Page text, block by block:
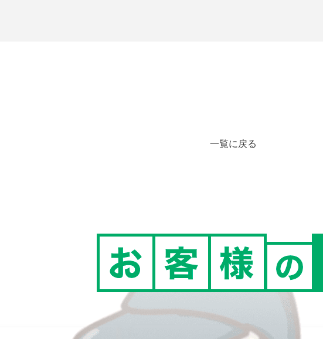
一覧に戻る